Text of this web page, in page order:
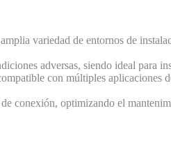
variedad de entornos de
adversas, siendo ideal para
con múltiples aplicaciones
conexión, optimizando el